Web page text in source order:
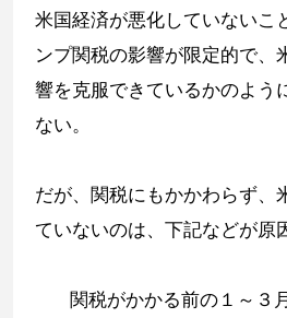
米国経済が悪化していないこ
ンプ関税の影響が限定的で、
響を克服できているかのよう
ない。
だが、関税にもかかわらず、
ていないのは、下記などが原
関税がかかる前の１～３